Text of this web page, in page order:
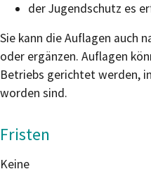
der Jugendschutz es
Sie kann die Auflagen auch
oder ergänzen. Auflagen
Betriebs gerichtet werden,
worden sind.
Fristen
Keine